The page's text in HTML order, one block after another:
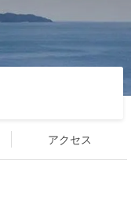
アクセス